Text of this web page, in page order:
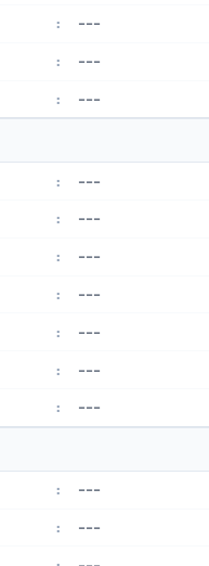
: ---
: ---
: ---
: ---
: ---
: ---
: ---
: ---
: ---
: ---
: ---
: ---